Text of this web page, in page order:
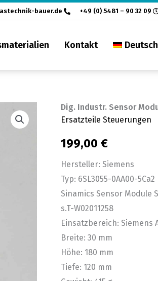
bauer.de +49 (0) 5481 – 90 32 09
Kontakt Deutsch
Dig. Industr. Sensor
Ersatzteile Steuerungen
199,00 €
Hersteller: Siemens
Typ: 6SL3055-0AA00-5Ca2
Sinamics Sensor Module
s.T-W02011258
Einsatzbereich: Siemens
Breite: 30 mm
Höhe: 180 mm
Tiefe: 120 mm
Dig.
Industr.
Sensor
Siemens
6SL3055-
0AA00-
5CA2
Menge